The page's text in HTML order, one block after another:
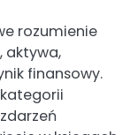
rozumienie
aktywa,
finansowy.